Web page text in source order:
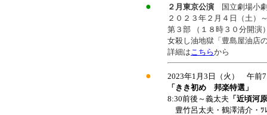
● ２月東京公演
国立劇場小
２０２３年２月４日（土）
第３部 （１８時３０分開演
女殺し油地獄「豊島屋油
詳細はこちらから
●
2023年1月3日（火） 午前
「きき初め 邦楽特選」
8:30前後～義太夫 「近頃河
豊竹呂太夫・鶴澤清介